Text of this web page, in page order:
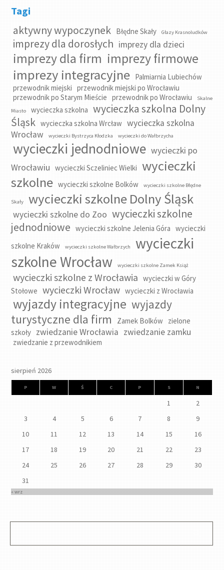
Tagi
aktywny wypoczynek Błędne Skały Głazy Krasnoludków
imprezy dla dorosłych imprezy dla dzieci
imprezy dla firm imprezy firmowe
imprezy integracyjne Palmiarnia Lubiechów
przewodnik miejski przewodnik miejski po Wrocławiu
przewodnik po Starym Mieście przewodnik po Wrocławiu
Skalne
Miasto
wycieczka szkolna wycieczka szkolna Dolny
Śląsk wycieczka szkolna Wrcław wycieczka szkolna
Wrocław
wycieczki Bystrzyca Kłodzka wycieczki do Wałbrzycha
wycieczki jednodniowe wycieczki po
Wrocławiu wycieczki Sczeliniec Wielki wycieczki
szkolne wycieczki szkolne Bolków wycieczki szkolne Błędne
Skały wycieczki szkolne Dolny Śląsk
wycieczki szkolne do Zoo wycieczki szkolne
jednodniowe wycieczki szkolne Jelenia Góra wycieczki
szkolne Kraków
wycieczki szkolne Wałbrzych
wycieczki
szkolne Wrocław
wycieczki szkolne Zamek Książ
wycieczki szkolne z Wrocławia wycieczki w Góry
Stołowe wycieczki Wrocław wycieczki z Wrocławia
wyjazdy integracyjne wyjazdy
turystyczne dla firm
Zamek Bolków
zielone
szkoły zwiedzanie Wrocławia zwiedzanie zamku
zwiedzanie z przewodnikiem
sierpień 2026
P W Ś C P S N
1
2
3
4 5 6 7 8
9
10
11 12 13 14 15
16
17
18 19 20 21 22
23
24
25 26 27 28 29
30
31
« wrz